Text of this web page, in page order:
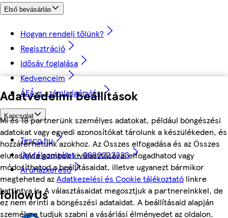
Adatvédelmi beállítások
Mi és 18 partnerünk személyes adatokat, például böngészési
adatokat vagy egyedi azonosítókat tárolunk a készülékeden, és
hozzáférhetünk azokhoz. Az Összes elfogadása és az Összes
elutasítása gombok kiválasztásával elfogadhatod vagy
módosíthatod a beállításaidat, illetve ugyanezt bármikor
megteheted azAdatkezelési és Cookie tájékoztató linkre
kattintva is. A választásaidat megosztjuk a partnereinkkel, de
ez nem érinti a böngészési adataidat. A beállításaid alapján
személyre tudjuk szabni a vásárlási élményedet az oldalon.
Első bevásárlás
Hogyan rendelj tőlünk?
Regisztráció
Idősáv foglalása
Kedvenceim
ÁFÁ-s számla igénylés
Kapcsolat
Tesco.hu
Ügyfélszolgálat - 0680222333
Áruházkereső
followUs